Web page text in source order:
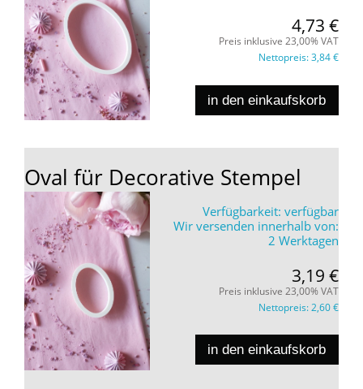
4,73 €
Preis inklusive 23,00% VAT
Nettopreis:3,84 €
in den einkaufskorb
Oval für Decorative Stempel
Verfügbarkeit: verfügbar
Wir versenden innerhalb von:
2 Werktagen
3,19 €
Preis inklusive 23,00% VAT
Nettopreis:2,60 €
in den einkaufskorb